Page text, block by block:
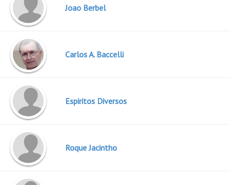
Joao Berbel
Carlos A. Baccelli
Espiritos Diversos
Roque Jacintho